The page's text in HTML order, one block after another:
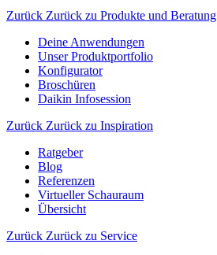
Zurück Zurück zu Produkte und Beratung
Deine Anwendungen
Unser Produktportfolio
Konfigurator
Broschüren
Daikin Infosession
Zurück Zurück zu Inspiration
Ratgeber
Blog
Referenzen
Virtueller Schauraum
Übersicht
Zurück Zurück zu Service